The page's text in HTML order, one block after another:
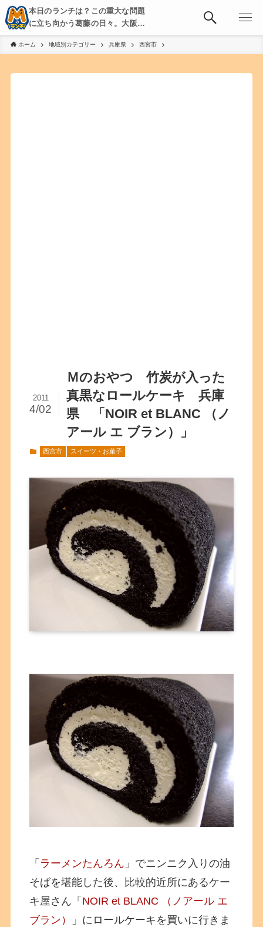
本日のランチは？この重大な問題
に立ち向かう葛藤の日々。大阪・
京都・神戸を中心とした食べ歩
き、飲み歩きを綴る。
ホーム 地域別カテゴリー 兵庫県 西宮市
Ｍのおやつ 竹炭が入った
真黒なロールケーキ 兵庫
県 「NOIR et BLANC （ノ
アール エ ブラン）」
2011
4/02
西宮市 スイーツ・お菓子
「 ラーメンたんろん 」でニンニク入りの油
そばを堪能した後、比較的近所にあるケー
キ屋さん「 NOIR et BLANC （ノアール エ
ブラン）
」にロールケーキを買いに行きま